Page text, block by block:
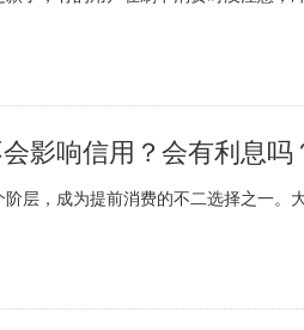
影响信用？会有利息吗
层，成为提前消费的不二选择之一。